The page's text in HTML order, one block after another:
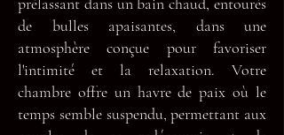
de bulles apaisantes, dans une
atmosphère conçue pour favoriser
l'intimité et la relaxation. Votre
chambre offre un havre de paix où le
temps semble suspendu, permettant aux